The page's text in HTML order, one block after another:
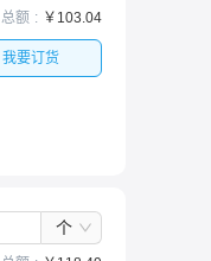
总额 ￥ 103.04
我要订货
个